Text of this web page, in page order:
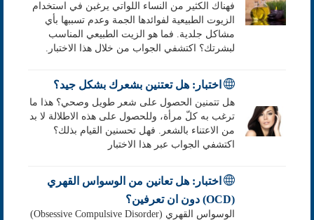
فهناك الكثير من النساء اللواتي يرغبن في استخدام
الزيوت الطبيعية لفوائدها الجمة وعدم تسببها بأي
مشاكل جلدية. فما هو الزيت الطبيعي المناسب
لبشرتك؟ اكتشفي الجواب من خلال هذا الاختبار.
اختبار: هل تعتنين بشعرك بشكل جيد؟
هل تتمنين الحصول على شعر طويل وصحي؟ هذا ما
ترغب به كلّ مرأة، وللحصول على هذه الاطلالة لا بد
من الاعتناء بالشعر. فهل تحسنين القيام بذلك؟
اكتشفي الجواب عبر هذا الاختبار
اختبار: هل تعانين من الوسواس القهري
الوسواس القهري (Obsessive Compulsive Disorder)